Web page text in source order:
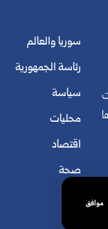
موافق
سوريا والعالم
رئاسة الجمهورية
سياسة
محليات
اقتصاد
صحة